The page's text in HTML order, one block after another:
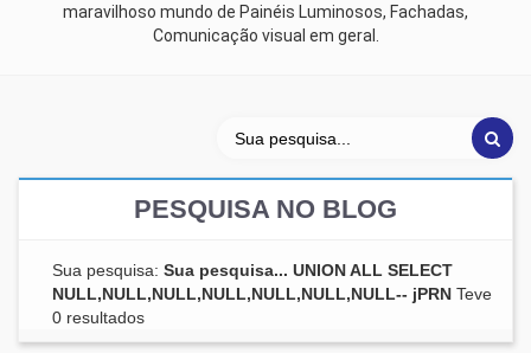
maravilhoso mundo de Painéis Luminosos, Fachadas,
Comunicação visual em geral.
PESQUISA NO BLOG
Sua pesquisa: Sua pesquisa... UNION ALL SELECT
NULL,NULL,NULL,NULL,NULL,NULL,NULL-- jPRN Teve
0 resultados